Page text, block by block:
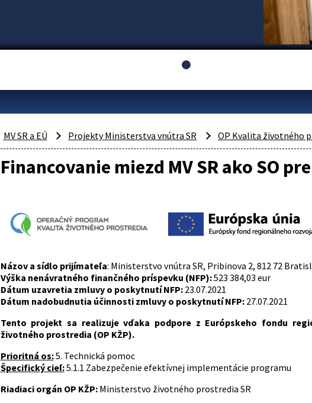
MV SR a EÚ Projekty Ministerstva vnútra SR OP Kvalita životného
Financovanie miezd MV SR ako SO pre
Názov a sídlo prijímateľa: Ministerstvo vnútra SR, Pribinova 2, 812 72
Výška nenávratného finančného príspevku (NFP):523 384,03 eur
Dátum uzavretia zmluvy o poskytnutí NFP: 23.07.2021
Dátum nadobudnutia účinnosti zmluvy o poskytnutí NFP: 27.07.2021
Tento projekt sa realizuje vďaka podpore z Európskeho fondu
životného prostredia (OP KŽP).
Prioritná os:5. Technická pomoc
Špecifický cieľ:5.1.1 Zabezpečenie efektívnej implementácie programu
Riadiaci orgán OP KŽP: Ministerstvo životného prostredia SR